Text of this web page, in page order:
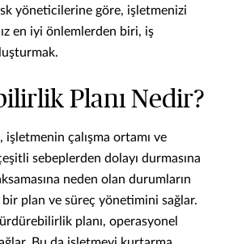
yöneticilerine göre, işletmenizi
en iyi önlemlerden biri, iş
Planı Nedir?
işletmenin çalışma ortamı ve
sebeplerden dolayı durmasına
neden olan durumların
plan ve süreç yönetimini sağlar.
planı, operasyonel